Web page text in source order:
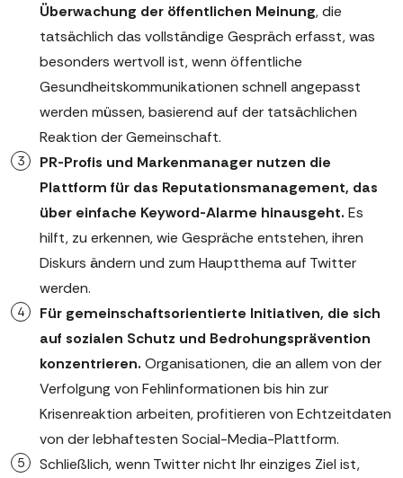
Überwachung der öffentlichen Meinung, die
tatsächlich das vollständige Gespräch erfasst, was
besonders wertvoll ist, wenn öffentliche
Gesundheitskommunikationen schnell angepasst
werden müssen, basierend auf der tatsächlichen
Reaktion der Gemeinschaft.
PR-Profis und Markenmanager nutzen die
Plattform für das Reputationsmanagement, das
über einfache Keyword-Alarme hinausgeht. Es
hilft, zu erkennen, wie Gespräche entstehen, ihren
Diskurs ändern und zum Hauptthema auf Twitter
werden.
Für gemeinschaftsorientierte Initiativen, die sich
auf sozialen Schutz und Bedrohungsprävention
konzentrieren. Organisationen, die an allem von der
Verfolgung von Fehlinformationen bis hin zur
Krisenreaktion arbeiten, profitieren von Echtzeitdaten
von der lebhaftesten Social-Media-Plattform.
Schließlich, wenn Twitter nicht Ihr einziges Ziel ist,